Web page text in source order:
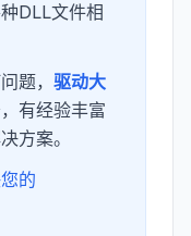
DLL文件相
题， 驱动大
有经验丰富
方案。
的